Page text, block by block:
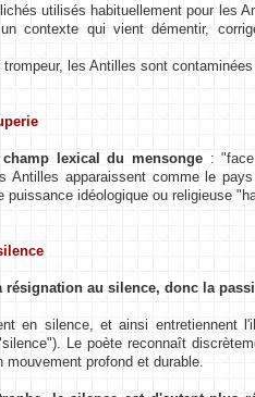
utilisés habituellement pour les
contexte qui vient démentir,
les Antilles sont
champ lexical du mensonge: "face
Antilles apparaissent comme le
puissance idéologique ou religieuse
résignation au silence, donc la
en silence, et ainsi entretiennent
Le poète reconnaît
profond et durable.